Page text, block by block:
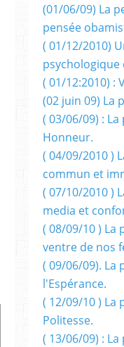
(01/06/09) La
pensée
( 01/12/2010)
psychologique
( 01/12:2010) :
(02 juin 09) La
( 03/06/09) :
Honneur.
( 04/09/2010 )
commun et
( 07/10/2010 )
media et
( 08/09/10 ) La
ventre de nos
( 09/06/09). La
l'Espérance.
( 12/09/10 ) La
Politesse.
( 13/06/09) :